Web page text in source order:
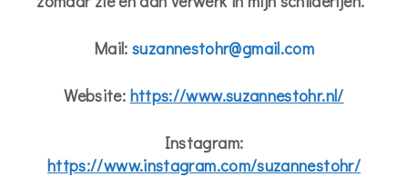
Mail:suzannestohr@gmail.com
Website: https://www.suzannestohr.nl/
Instagram:
https://www.instagram.com/suzannestohr/